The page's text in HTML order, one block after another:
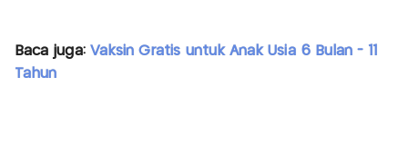
Baca juga: Vaksin Gratis untuk Anak Usia 6 Bulan - 11
Tahun